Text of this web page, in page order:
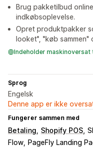
Brug pakketilbud
indkøbsoplevelse.
Opret produktpakker
looket", "køb sammen"
Indeholder maskinoversat
Sprog
Engelsk
Denne app er ikke
Fungerer sammen med
Betaling Shopify POS
Flow
PageFly Landing